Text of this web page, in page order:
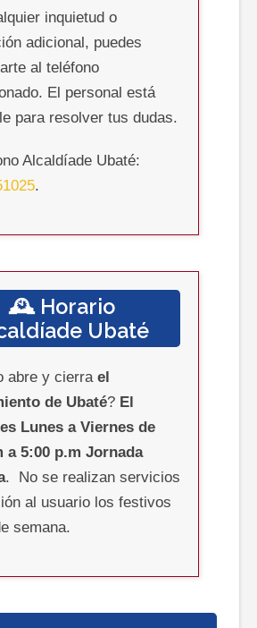
inquietud o
adicional, puedes
al teléfono
El personal está
para resolver tus dudas.
Alcaldíade Ubaté:
.
🕰️ Horario
Ubaté
abre y cierra el
de Ubaté? El
Lunes a Viernes de
a 5:00 p.m Jornada
.
No se realizan servicios
al usuario los festivos
semana.